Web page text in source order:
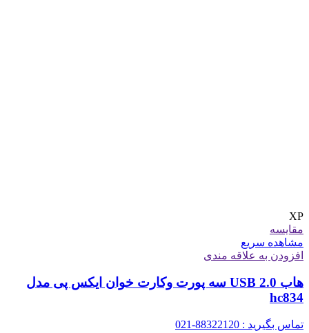
XP
مقایسه
مشاهده سریع
افزودن به علاقه مندی
هاب USB 2.0 سه پورت وکارت خوان ایکس پی مدل
hc834
تماس بگیرید : 88322120-021